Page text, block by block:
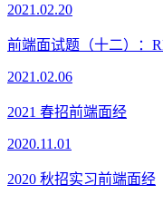
2021.02.20
前端面试题（十二）：
2021.02.06
2021 春招前端面经
2020.11.01
2020 秋招实习前端面经